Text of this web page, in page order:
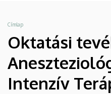
és
Intenzív
Terápiás
Klinika
Morzsa
Címlap
Oktatási
Intenzív